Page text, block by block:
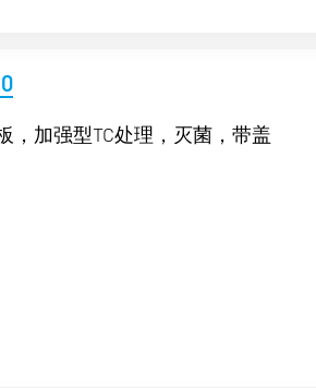
，加强型TC处理，灭菌，带盖